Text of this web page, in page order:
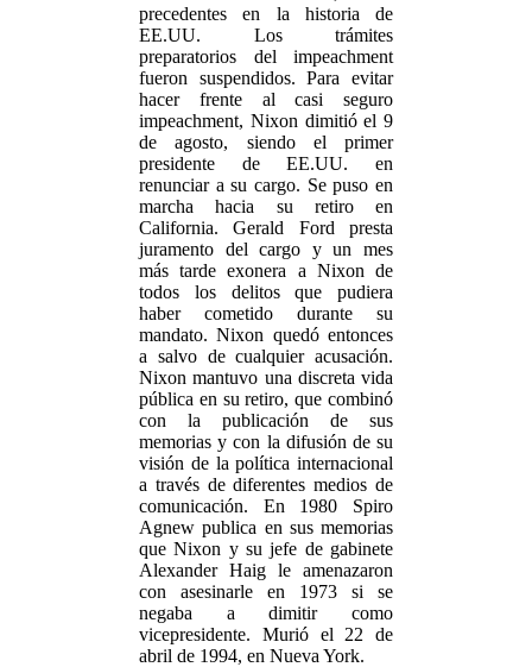
precedentes en la historia de
EE.UU. Los trámites
preparatorios del impeachment
fueron suspendidos. Para evitar
hacer frente al casi seguro
impeachment, Nixon dimitió el 9
de agosto, siendo el primer
presidente de EE.UU. en
renunciar a su cargo. Se puso en
marcha hacia su retiro en
California. Gerald Ford presta
juramento del cargo y un mes
más tarde exonera a Nixon de
todos los delitos que pudiera
haber cometido durante su
mandato. Nixon quedó entonces
a salvo de cualquier acusación.
Nixon mantuvo una discreta vida
pública en su retiro, que combinó
con la publicación de sus
memorias y con la difusión de su
visión de la política internacional
a través de diferentes medios de
comunicación. En 1980 Spiro
Agnew publica en sus memorias
que Nixon y su jefe de gabinete
Alexander Haig le amenazaron
con asesinarle en 1973 si se
negaba a dimitir como
vicepresidente. Murió el 22 de
abril de 1994, en Nueva York.